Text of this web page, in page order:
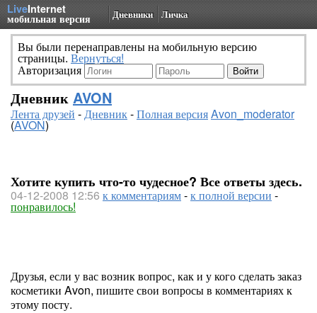
LiveInternet
мобильная версия Дневники Личка
Вы были перенаправлены на мобильную версию
страницы. Вернуться!
Авторизация
Дневник AVON
Лента друзей -Дневник-Полная версияAvon_moderator
(AVON)
Хотите купить что-то чудесное? Все ответы здесь.
04-12-2008 12:56 к комментариям-к полной версии -
понравилось!
Друзья, если у вас возник вопрос, как и у кого сделать заказ
косметики Avon, пишите свои вопросы в комментариях к
этому посту.